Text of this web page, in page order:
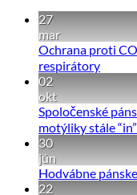
27
mar
Ochrana proti
respirátoryŽiadne
proti
–
02
okt
Spoločenské
motýliky stále “in”
30
jún
Hodvábne
22